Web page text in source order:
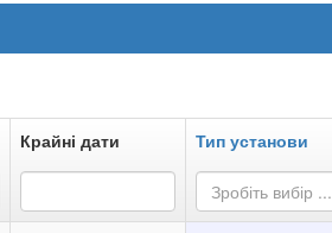
Крайні дати Тип установи
Зробіть вибір ...